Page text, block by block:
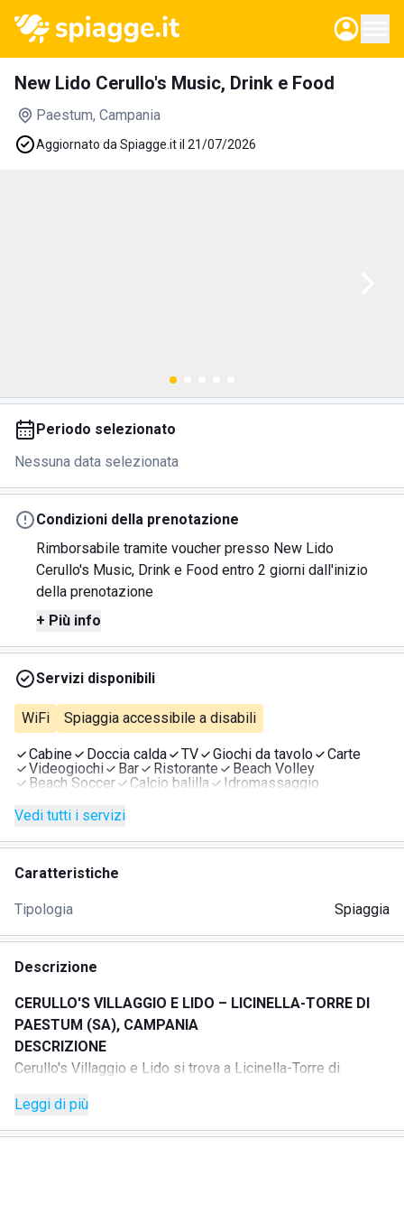
New Lido Cerullo's Music, Drink e Food
Paestum, Campania
Aggiornato da Spiagge.it il 21/07/2026
Periodo selezionato
Nessuna data selezionata
Condizioni della prenotazione
Rimborsabile tramite voucher presso New Lido
Cerullo's Music, Drink e Food entro 2 giorni dall'inizio
della prenotazione
+ Più info
Servizi disponibili
WiFi Spiaggia accessibile a disabili
Cabine Doccia calda TV Giochi da tavolo
Carte
Videogiochi
Bar Ristorante
Beach Volley
Beach Soccer
Calcio balilla
Idromassaggio
Vedi tutti i servizi
Caratteristiche
Tipologia Spiaggia
Descrizione
CERULLO'S VILLAGGIO E LIDO – LICINELLA-TORRE DI
PAESTUM (SA), CAMPANIA
DESCRIZIONE
Cerullo's Villaggio e Lido si trova a Licinella-Torre di
relax, divertimento e servizi dedicati a tutte le età.
La struttura è pensata per accogliere famiglie, coppie e
Leggi di più